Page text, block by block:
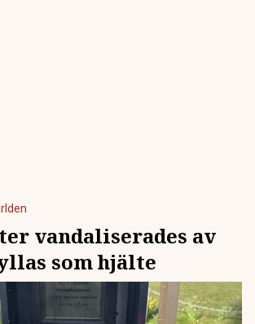
vandaliserades av
som hjälte